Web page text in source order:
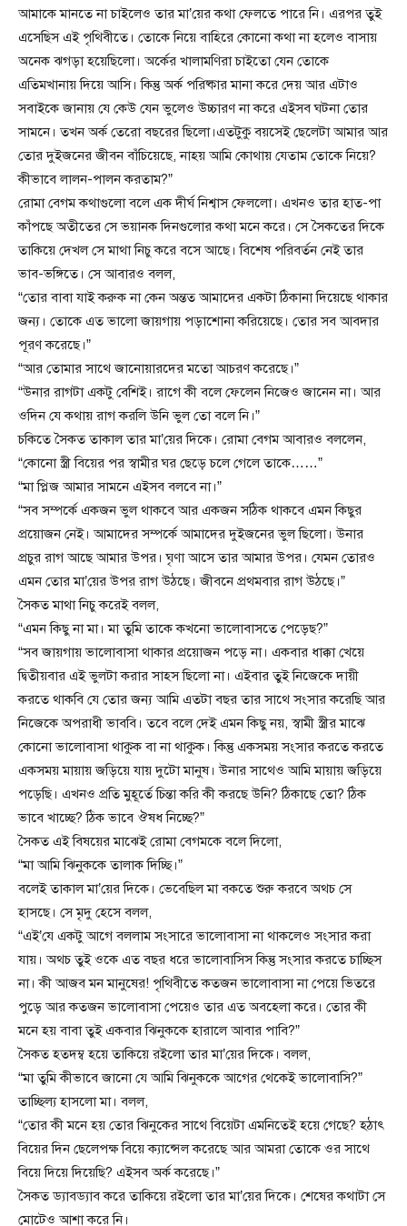
আমাকে মানতে না চাইলেও তার মা’য়ের কথা ফেলতে পারে নি। এরপর তুই
এসেছিস এই পৃথিবীতে। তোকে নিয়ে বাহিরে কোনো কথা না হলেও বাসায়
অনেক ঝগড়া হয়েছিলো। অর্কের খালামণিরা চাইতো যেন তোকে
এতিমখানায় দিয়ে আসি। কিন্তু অর্ক পরিষ্কার মানা করে দেয় আর এটাও
সবাইকে জানায় যে কেউ যেন ভুলেও উচ্চারণ না করে এইসব ঘটনা তোর
সামনে। তখন অর্ক তেরো বছরের ছিলো।এতটুকু বয়সেই ছেলেটা আমার আর
তোর দুইজনের জীবন বাঁচিয়েছে, নাহয় আমি কোথায় যেতাম তোকে নিয়ে?
কীভাবে লালন-পালন করতাম?”
রোমা বেগম কথাগুলো বলে এক দীর্ঘ নিশ্বাস ফেললো। এখনও তার হাত-পা
কাঁপছে অতীতের সে ভয়ানক দিনগুলোর কথা মনে করে। সে সৈকতের দিকে
তাকিয়ে দেখল সে মাথা নিচু করে বসে আছে। বিশেষ পরিবর্তন নেই তার
ভাব-ভঙ্গিতে। সে আবারও বলল,
“তোর বাবা যাই করুক না কেন অন্তত আমাদের একটা ঠিকানা দিয়েছে থাকার
জন্য। তোকে এত ভালো জায়গায় পড়াশোনা করিয়েছে। তোর সব আবদার
পূরণ করেছে।”
“আর তোমার সাথে জানোয়ারদের মতো আচরণ করেছে।”
“উনার রাগটা একটু বেশিই। রাগে কী বলে ফেলেন নিজেও জানেন না। আর
ওদিন যে কথায় রাগ করলি উনি ভুল তো বলে নি।”
চকিতে সৈকত তাকাল তার মা’য়ের দিকে। রোমা বেগম আবারও বললেন,
“কোনো স্ত্রী বিয়ের পর স্বামীর ঘর ছেড়ে চলে গেলে তাকে……”
“মা প্লিজ আমার সামনে এইসব বলবে না।”
“সব সম্পর্কে একজন ভুল থাকবে আর একজন সঠিক থাকবে এমন কিছুর
প্রয়োজন নেই। আমাদের সম্পর্কে আমাদের দুইজনের ভুল ছিলো। উনার
প্রচুর রাগ আছে আমার উপর। ঘৃণা আসে তার আমার উপর। যেমন তোরও
এমন তোর মা’য়ের উপর রাগ উঠছে। জীবনে প্রথমবার রাগ উঠছে।”
সৈকত মাথা নিচু করেই বলল,
“এমন কিছু না মা। মা তুমি তাকে কখনো ভালোবাসতে পেড়েছ?”
“সব জায়গায় ভালোবাসা থাকার প্রয়োজন পড়ে না। একবার ধাক্কা খেয়ে
দ্বিতীয়বার এই ভুলটা করার সাহস ছিলো না। এইবার তুই নিজেকে দায়ী
করতে থাকবি যে তোর জন্য আমি এতটা বছর তার সাথে সংসার করেছি আর
নিজেকে অপরাধী ভাববি। তবে বলে দেই এমন কিছু নয়, স্বামী স্ত্রীর মাঝে
কোনো ভালোবাসা থাকুক বা না থাকুক। কিন্তু একসময় সংসার করতে করতে
একসময় মায়ায় জড়িয়ে যায় দুটো মানুষ। উনার সাথেও আমি মায়ায় জড়িয়ে
পড়েছি। এখনও প্রতি মুহূর্তে চিন্তা করি কী করছে উনি? ঠিকাছে তো? ঠিক
ভাবে খাচ্ছে? ঠিক ভাবে ঔষধ নিচ্ছে?”
সৈকত এই বিষয়ের মাঝেই রোমা বেগমকে বলে দিলো,
“মা আমি ঝিনুককে তালাক দিচ্ছি।”
বলেই তাকাল মা’য়ের দিকে। ভেবেছিল মা বকতে শুরু করবে অথচ সে
হাসছে। সে মৃদু হেসে বলল,
“এই’যে একটু আগে বললাম সংসারে ভালোবাসা না থাকলেও সংসার করা
যায়। অথচ তুই ওকে এত বছর ধরে ভালোবাসিস কিন্তু সংসার করতে চাচ্ছিস
না। কী আজব মন মানুষের! পৃথিবীতে কতজন ভালোবাসা না পেয়ে ভিতরে
পুড়ে আর কতজন ভালোবাসা পেয়েও তার এত অবহেলা করে। তোর কী
মনে হয় বাবা তুই একবার ঝিনুককে হারালে আবার পাবি?”
সৈকত হতদম্ব হয়ে তাকিয়ে রইলো তার মা’য়ের দিকে। বলল,
“মা তুমি কীভাবে জানো যে আমি ঝিনুককে আগের থেকেই ভালোবাসি?”
তাচ্ছিল্য হাসলো মা। বলল,
“তোর কী মনে হয় তোর ঝিনুকের সাথে বিয়েটা এমনিতেই হয়ে গেছে? হঠাৎ
বিয়ের দিন ছেলেপক্ষ বিয়ে ক্যান্সেল করেছে আর আমরা তোকে ওর সাথে
বিয়ে দিয়ে দিয়েছি? এইসব অর্ক করেছে।”
সৈকত ড্যাবড্যাব করে তাকিয়ে রইলো তার মা’য়ের দিকে। শেষের কথাটা সে
মোটেও আশা করে নি।